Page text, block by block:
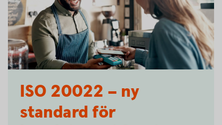
ISO 20022 – ny
standard för